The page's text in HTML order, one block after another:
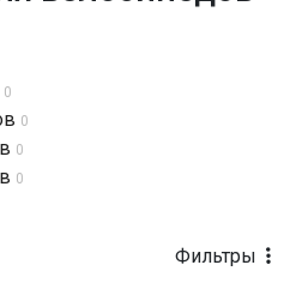
0
0
0
0
Фильтры